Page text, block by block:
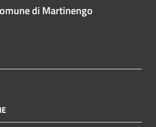
di Martinengo